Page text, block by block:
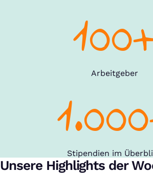
Arbeitgeber
Stipendien im
Unsere Highlights der